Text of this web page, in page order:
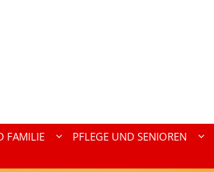
FAMILIE PFLEGE UND SENIOREN